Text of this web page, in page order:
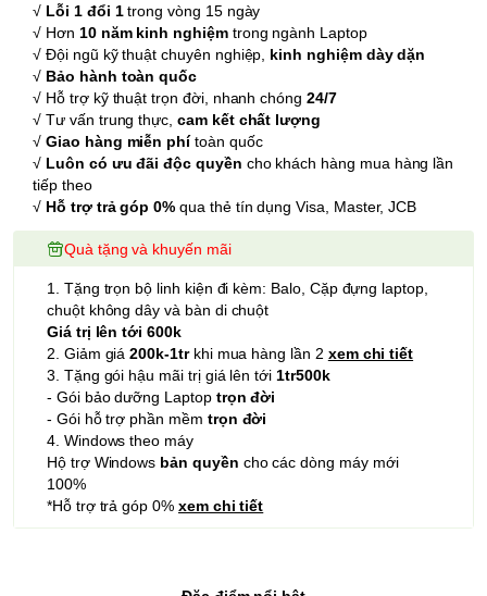
√ Lỗi 1 đổi 1trong vòng 15 ngày
√ Hơn 10 năm kinh nghiệm trong ngành Laptop
√ Đội ngũ kỹ thuật chuyên nghiệp, kinh nghiệm dày dặn
√ Bảo hành toàn quốc
√ Hỗ trợ kỹ thuật trọn đời, nhanh chóng 24/7
√ Tư vấn trung thực,cam kết chất lượng
√Giao hàng miễn phítoàn quốc
√ Luôn có ưu đãi độc quyền cho khách hàng mua hàng lần
tiếp theo
√ Hỗ trợ trả góp 0% qua thẻ tín dụng Visa, Master, JCB
Quà tặng và khuyến mãi
1. Tặng trọn bộ linh kiện đi kèm: Balo, Cặp đựng laptop,
chuột không dây và bàn di chuột
Giá trị lên tới 600k
2. Giảm giá200k-1trkhi mua hàng lần 2 xem chi tiết
3. Tặng gói hậu mãi trị giá lên tới 1tr500k
- Gói bảo dưỡng Laptop trọn đời
- Gói hỗ trợ phần mềm trọn đời
4. Windows theo máy
Hộ trợ Windows bản quyền cho các dòng máy mới
100%
*Hỗ trợ trả góp 0% xem chi tiết